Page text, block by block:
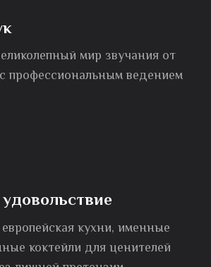
мир звучания от
профессиональным ведением
кухни, именные
коктейли для ценителей